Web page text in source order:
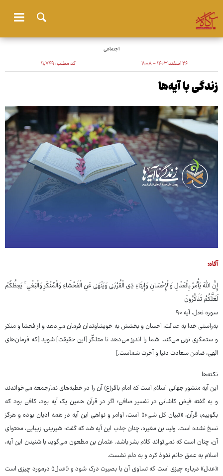
اجتماعی
۲۶ اسفند ۱۴۰۳ - ۱۱:۰۸ کد مطلب:۱۱٬۷۴۹
زندگی با آیه‌ها
آگاه:
إِنَّ اللَّهَ یَأْمُرُ بِالْعَدْلِ وَالْإِحْسَانِ وَإِیتَاءِ ذِی الْقُرْبَیٰ وَیَنْهَیٰ عَنِ الْفَحْشَاءِ وَالْمُنْکَرِ وَالْبَغْیِ ۚ یَعِظُکُمْ
لَعَلَّکُمْ تَذَکَّرُونَ
سوره نحل، آیه ۹۰
به‌راستی خدا به عدالت، احسان و بخشش به خویشاوندان فرمان می‌دهد و از فحشا و منکر
و ستمگری نهی می‌کند. شما را اندرز می‌دهد تا متذکّر [این حقیقت] شوید [که فرمان‌های
الهی، ضامن سعادت دنیا و آخرت شماست.]
نکته‌ها
این آیه منشور جهانی اسلام است که امام باقر(ع) آن را در خطبه‌های نمازجمعه می‌خواندند
و به گفته فیض کاشانی در تفسیر صافی؛ اگر در قرآن همین یک آیه بود، کافی بود که
بگوییم: قرآن، «تبیان کل شیء» است، اوامر و نواهی این آیه در همه ادیان بوده و هرگز
نسخ نشده است. ولید بن مغیره، چنان جذب این آیه شد که گفت: شیرینی، زیبایی، محتوای
آن، چنان است که نمی‌تواند کلام بشر باشد. عثمان بن مظعون می‌گوید با شنیدن این آیه،
اسلام به عمق جانم نفوذ کرد و به دلم نشست.
«عدل» درباره چیزی است که تساوی آن با بصیرت درک شود و «عدل» درمورد چیزی است